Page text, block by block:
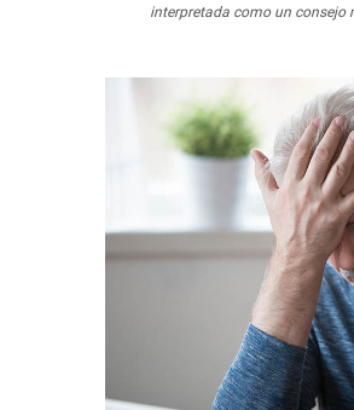
interpretada como un consejo